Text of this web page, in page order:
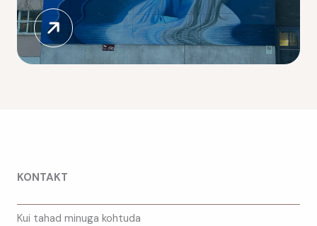
KONTAKT
Kui tahad minuga kohtuda